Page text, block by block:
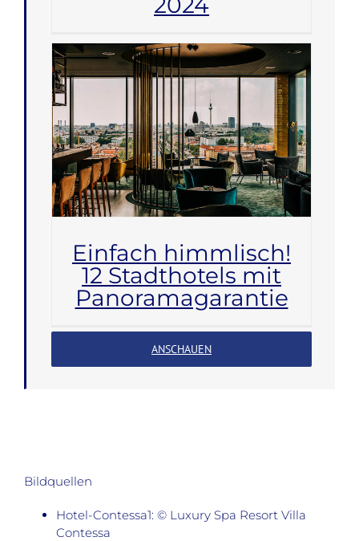
Einfach himmlisch!
12 Stadthotels mit
Panoramagarantie
ANSCHAUEN
Bildquellen
Hotel-Contessa1: © Luxury Spa Resort Villa
Contessa